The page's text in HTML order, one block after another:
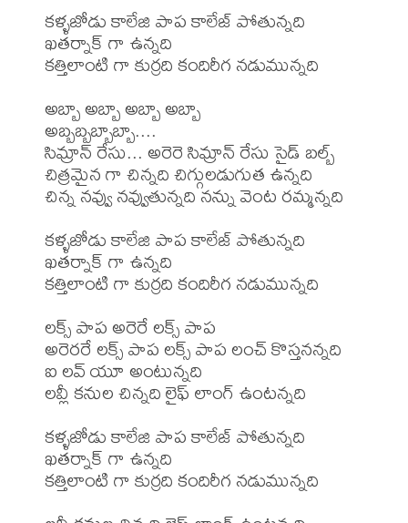
కళ్ళజోడు కాలేజి పాప కాలేజ్ పోతున్నది
ఖతర్నాక్ గా ఉన్నది
కత్తిలాంటి గా కుర్రది కందిరీగ నడుమున్నది
అబ్బా అబ్బా అబ్బా అబ్బా
అబ్బబ్బబ్బాబ్బా....
సిమ్రాన్ రేసు... అరెరె సిమ్రాన్ రేసు సైడ్ బల్బ్
చిత్రమైన గా చిన్నది చిగ్గులడుగుత ఉన్నది
చిన్న నవ్వు నవ్వుతున్నది నన్ను వెంట రమ్మన్నది
కళ్ళజోడు కాలేజి పాప కాలేజ్ పోతున్నది
ఖతర్నాక్ గా ఉన్నది
కత్తిలాంటి గా కుర్రది కందిరీగ నడుమున్నది
లక్స్ పాప అరెరే లక్స్ పాప
అరెరరే లక్స్ పాప లక్స్ పాప లంచ్ కొస్తనన్నది
ఐ లవ్ యూ అంటున్నది
లవ్లీ కనుల చిన్నది లైఫ్ లాంగ్ ఉంటన్నది
కళ్ళజోడు కాలేజి పాప కాలేజ్ పోతున్నది
ఖతర్నాక్ గా ఉన్నది
కత్తిలాంటి గా కుర్రది కందిరీగ నడుమున్నది